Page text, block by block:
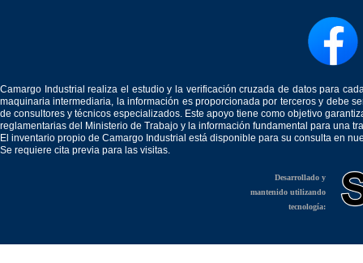
Camargo Industrial realiza el estudio y la verificación cruzada de datos para
maquinaria intermediaria, la información es proporcionada por terceros y debe
de consultores y técnicos especializados. Este apoyo tiene como objetivo
reglamentarias del Ministerio de Trabajo y la información fundamental para una
El inventario propio de Camargo Industrial está disponible para su consulta en
Se requiere cita previa para las visitas.
Desarrollado y
mantenido utilizando
tecnología: